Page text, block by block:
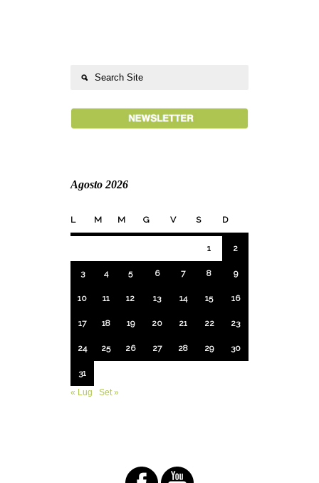
Agosto 2026
L M M G V S D
1 2
3 4 5 6 7 8 9
10 11 12 13 14 15 16
17 18 19 20 21 22 23
24 25 26 27 28 29 30
31
« Lug
Set »